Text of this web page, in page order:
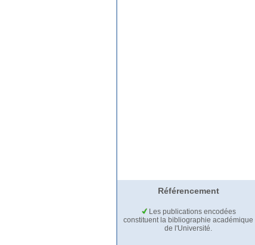
Référencement
Les publications encodées
constituent la bibliographie académique
de l'Université.